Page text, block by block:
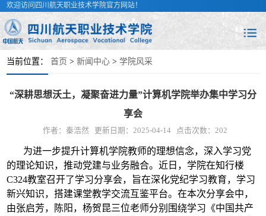
欢迎访问四川航天职业技术学院官方网站！
当前位置： 首页 >新闻中心 >学院风采
“深耕思想沃土，凝聚奋进力量”计算机学院举办集中学习分
享会
作者：秦浩然 更新日期：2025-04-14 点击次数： 202
为进一步提升计算机学院教师的理想信念，深入学习党
的理论知识，推动党建与业务融合。近日，学院在知行楼
C324教室召开了学习分享会，旨在深化党纪学习教育，学习
新兴知识，搭建课堂教学交流互鉴平台。在本次分享会中，
由张启芳，陈阳，杨贺昆三位老师分别围绕学习《中国共产